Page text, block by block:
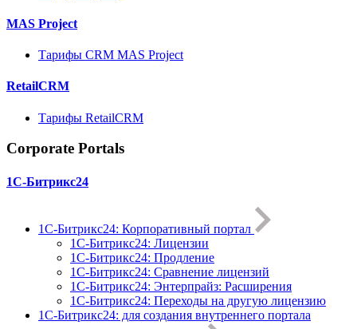
MAS Project
Тарифы CRM MAS Project
RetailCRM
Тарифы RetailCRM
Corporate Portals
1С-Битрикс24
1С-Битрикс24: Корпоративный портал
1С-Битрикс24: Лицензии
1С-Битрикс24: Продление
1С-Битрикс24: Сравнение лицензий
1С-Битрикс24: Энтерпрайз: Расширения
1С-Битрикс24: Переходы на другую лицензию
1C-Битрикс24: для создания внутреннего портала